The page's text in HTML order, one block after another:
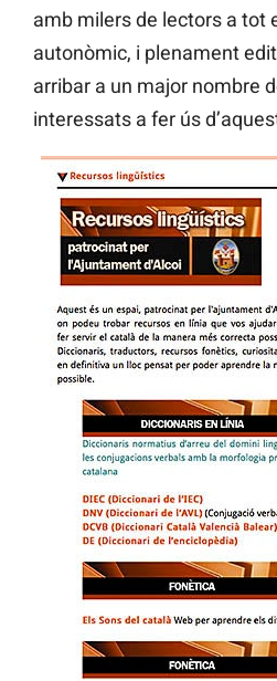
amb milers de lectors a tot
autonòmic, i plenament
arribar a un major nombre
interessats a fer ús